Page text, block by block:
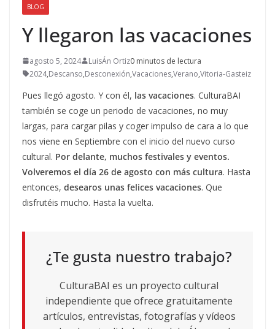
BLOG
Y llegaron las vacaciones
agosto 5, 2024 LuisÁn Ortiz0 minutos de lectura
2024,Descanso,Desconexión,Vacaciones,Verano,Vitoria-Gasteiz
Pues llegó agosto. Y con él, las vacaciones. CulturaBAI
también se coge un periodo de vacaciones, no muy
largas, para cargar pilas y coger impulso de cara a lo que
nos viene en Septiembre con el inicio del nuevo curso
cultural. Por delante, muchos festivales y eventos.
Volveremos el día 26 de agosto con más cultura. Hasta
entonces, desearos unas felices vacaciones. Que
disfrutéis mucho. Hasta la vuelta.
¿Te gusta nuestro trabajo?
CulturaBAI es un proyecto cultural
independiente que ofrece gratuitamente
artículos, entrevistas, fotografías y vídeos